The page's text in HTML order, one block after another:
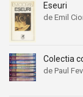
Eseuri
de Emil
Colectia
de Paul